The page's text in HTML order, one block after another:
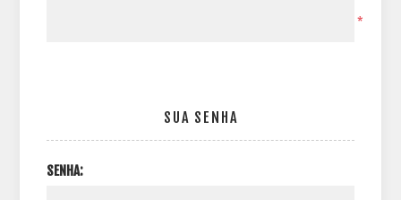
*
SUA SENHA
SENHA: